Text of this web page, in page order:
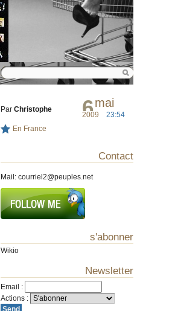
6mai
2009 23:54
Par Christophe
En France
Contact
Mail: courriel2@peuples.net
s'abonner
Wikio
Newsletter
Email :
Actions :